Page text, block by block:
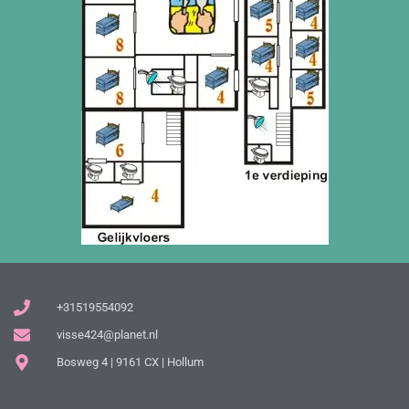
+31519554092
visse424@planet.nl
Bosweg 4 | 9161 CX | Hollum